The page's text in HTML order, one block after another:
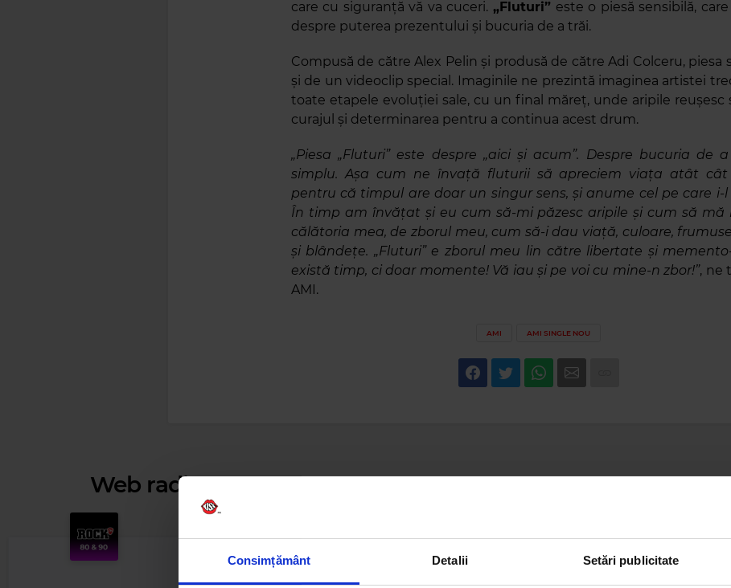
Consimțământ Detalii Setări publicitate
care cu siguranță vă va cuceri. „Fluturi” este o piesă sensibilă,
despre puterea prezentului și bucuria de a trăi.
Compusă de către Alex Pelin și produsă de către Adi Colceru, piesa
și de un videoclip special. Imaginile ne prezintă imaginea artistei
toate etapele evoluției sale, cu un final măreț, unde aripile reușesc
curajul și determinarea pentru a continua acest drum.
„Piesa „Fluturi” este despre „aici și acum”. Despre bucuria de
simplu. Așa cum ne învață fluturii să apreciem viața atât cât
pentru că timpul are doar un singur sens, și anume cel pe care i-l
În timp am învățat și eu cum să-mi păzesc aripile și cum să mă
călătoria mea, de zborul meu, cum să-i dau viață, culoare,
și blândețe. „Fluturi” e zborul meu lin către libertate și
există timp, ci doar momente! Vă iau și pe voi cu mine-n zbor!”, ne
AMI.
AMI AMI SINGLE NOU
Web radios